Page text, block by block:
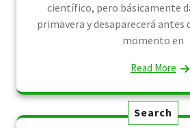
científico, pero básicamente
primavera y desaparecerá
momento en
Read More
Search